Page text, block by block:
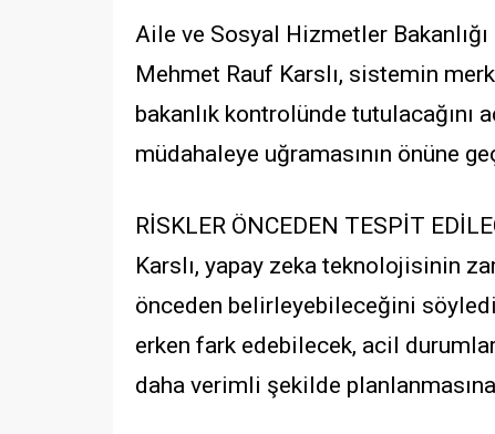
Aile ve Sosyal Hizmetler
Mehmet Rauf Karslı, sistemin
bakanlık kontrolünde tutulacağını
müdahaleye uğramasının önüne
RİSKLER ÖNCEDEN TESPİT
Karslı, yapay zeka teknolojisinin
önceden belirleyebileceğini
erken fark edebilecek, acil
daha verimli şekilde